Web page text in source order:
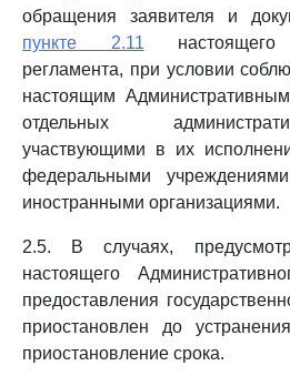
обращения заявителя и
пункте 2.11 настоящего
регламента, при условии
настоящим
отдельных
участвующими в их
федеральными
иностранными организациями.
2.5. В случаях,
настоящего
предоставления
приостановлен до
приостановление срока.